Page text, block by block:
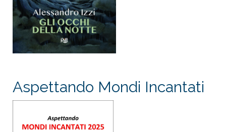
Aspettando Mondi Incantati